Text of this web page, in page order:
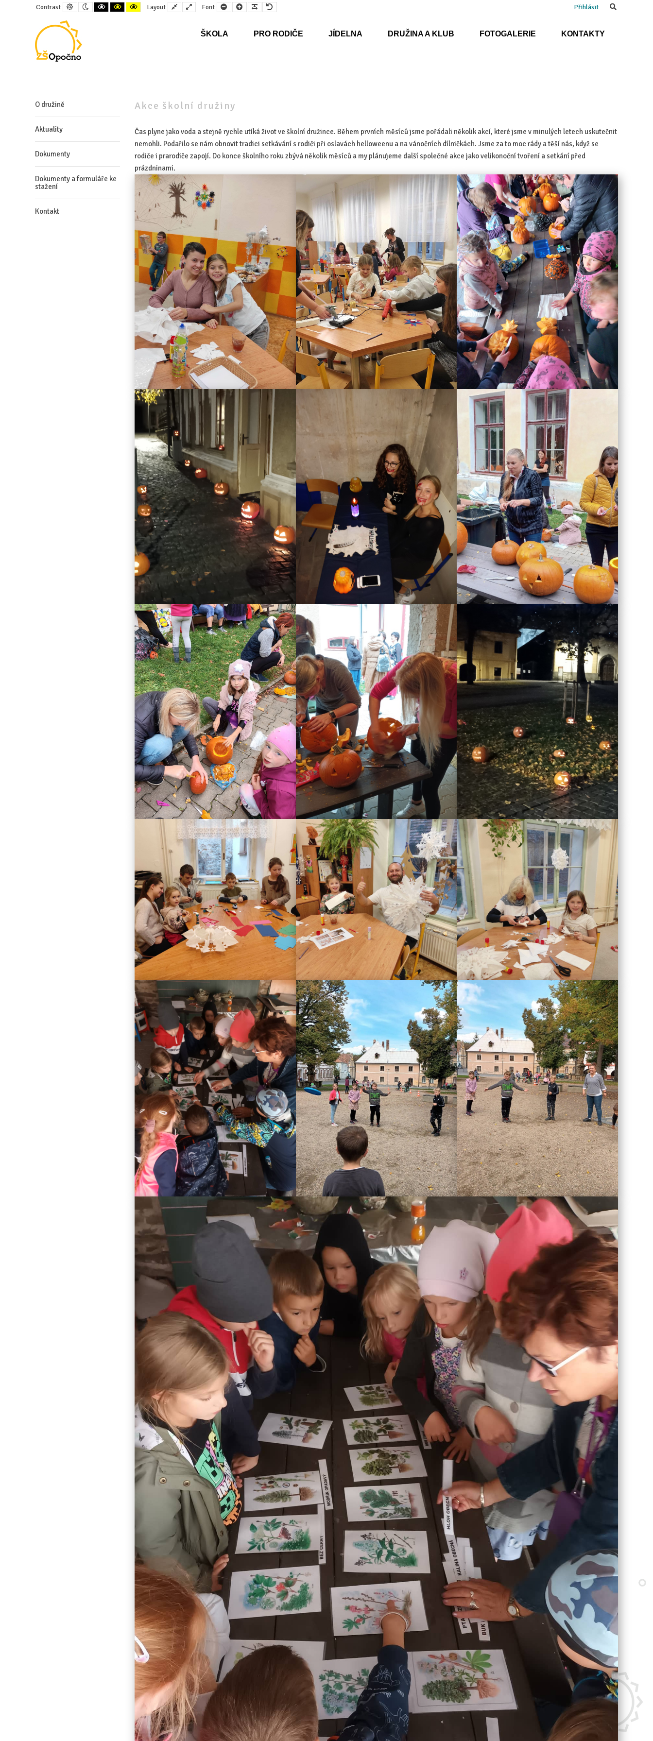
Contrast Default
contrast
Night
contrast
Black
and
Black
and
Yellow
and
Layout Fixed
layout
Wide
layout
Font Smaller
Font
Larger
Font
Readable
Font
Default
Font
Přihlásit
ŠKOLA PRO RODIČE JÍDELNA DRUŽINA A KLUB FOTOGALERIE KONTAKTY
Akce školní družiny
Čas plyne jako voda a stejně rychle utíká život ve školní družince. Během prvních měsíců jsme pořádali několik akcí, které jsme v minulých letech uskutečnit
nemohli. Podařilo se nám obnovit tradici setkávání s rodiči při oslavách helloweenu a na vánočních dílničkách. Jsme za to moc rády a těší nás, když se
rodiče i prarodiče zapojí. Do konce školního roku zbývá několik měsíců a my plánujeme další společné akce jako velikonoční tvoření a setkání před
prázdninami.
O družině
Aktuality
Dokumenty
Dokumenty a formuláře ke
stažení
Kontakt